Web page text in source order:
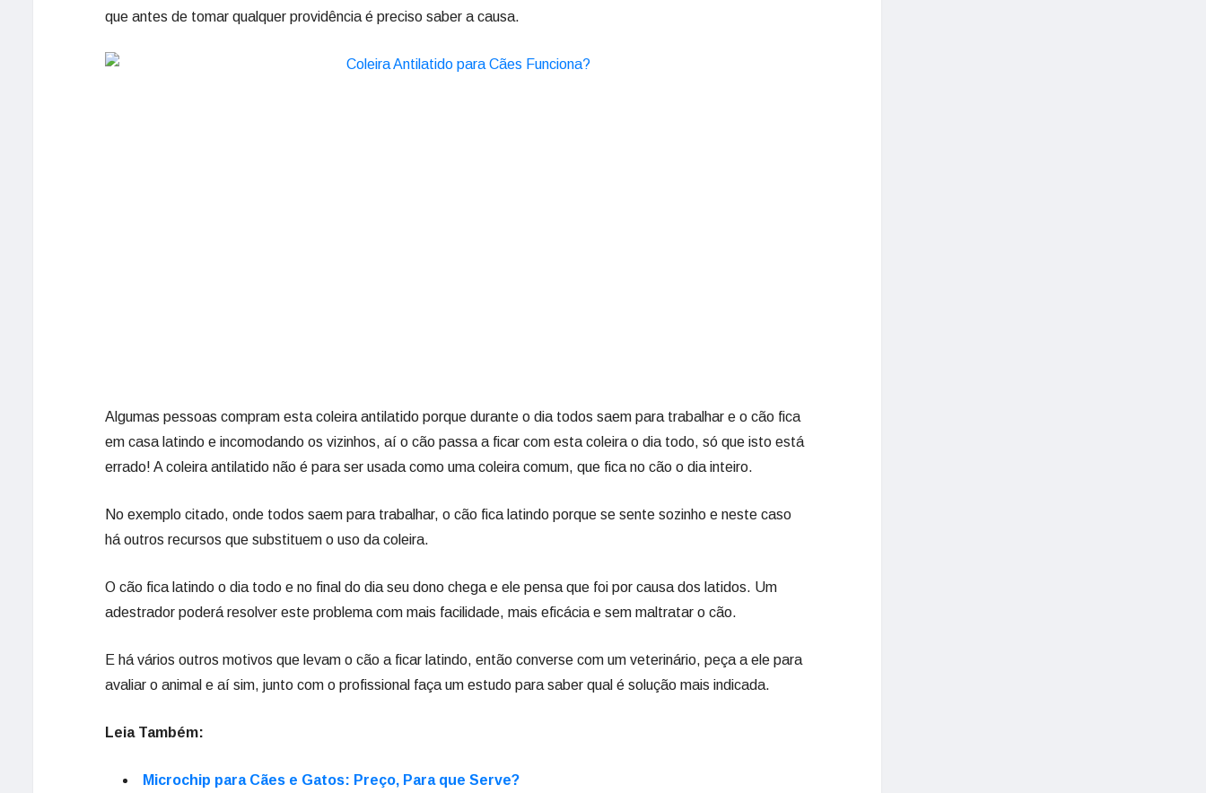
que antes de tomar qualquer providência é preciso saber a causa.
Algumas pessoas compram esta coleira antilatido porque durante o dia todos saem para trabalhar e o cão fica
em casa latindo e incomodando os vizinhos, aí o cão passa a ficar com esta coleira o dia todo, só que isto está
errado! A coleira antilatido não é para ser usada como uma coleira comum, que fica no cão o dia inteiro.
No exemplo citado, onde todos saem para trabalhar, o cão fica latindo porque se sente sozinho e neste caso
há outros recursos que substituem o uso da coleira.
O cão fica latindo o dia todo e no final do dia seu dono chega e ele pensa que foi por causa dos latidos. Um
adestrador poderá resolver este problema com mais facilidade, mais eficácia e sem maltratar o cão.
E há vários outros motivos que levam o cão a ficar latindo, então converse com um veterinário, peça a ele para
avaliar o animal e aí sim, junto com o profissional faça um estudo para saber qual é solução mais indicada.
Leia Também:
Microchip para Cães e Gatos: Preço, Para que Serve?